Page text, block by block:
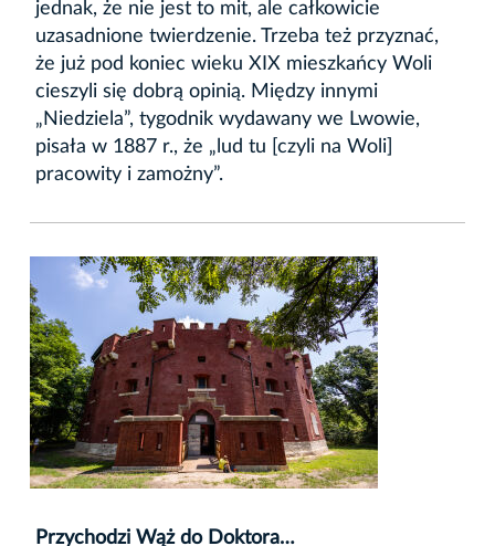
jednak, że nie jest to mit, ale całkowicie
uzasadnione twierdzenie. Trzeba też przyznać,
że już pod koniec wieku XIX mieszkańcy Woli
cieszyli się dobrą opinią. Między innymi
„Niedziela”, tygodnik wydawany we Lwowie,
pisała w 1887 r., że „lud tu [czyli na Woli]
pracowity i zamożny”.
Przychodzi Wąż do Doktora…